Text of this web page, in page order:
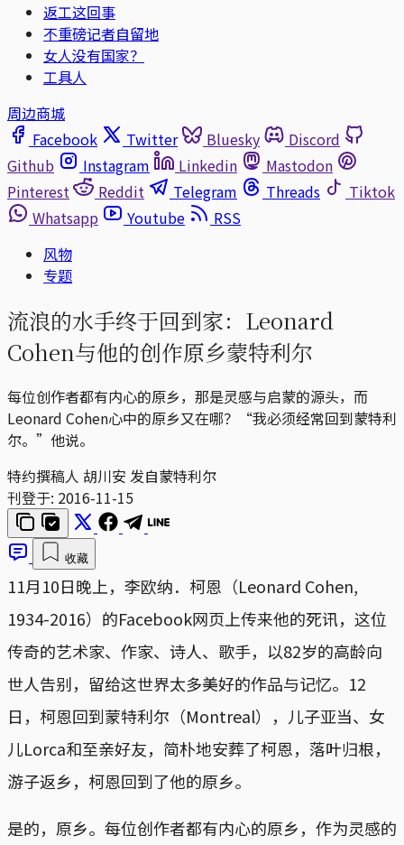
返工这回事
不重磅记者自留地
女人没有国家？
工具人
周边商城
Facebook
Twitter Bluesky
Discord
Github
Instagram Linkedin
Mastodon
Pinterest
Reddit Telegram Threads
Tiktok
Whatsapp
Youtube
RSS
风物
专题
流浪的水手终于回到家：Leonard
Cohen与他的创作原乡蒙特利尔
每位创作者都有内心的原乡，那是灵感与启蒙的源头，而
Leonard Cohen心中的原乡又在哪？“我必须经常回到蒙特利
尔。”他说。
特约撰稿人 胡川安 发自蒙特利尔
刊登于: 2016-11-15
收藏
11月10日晚上，李欧纳．柯恩（Leonard Cohen,
1934-2016）的Facebook网页上传来他的死讯，这位
传奇的艺术家、作家、诗人、歌手，以82岁的高龄向
世人告别，留给这世界太多美好的作品与记忆。12
日，柯恩回到蒙特利尔（Montreal），儿子亚当、女
儿Lorca和至亲好友，简朴地安葬了柯恩，落叶归根，
游子返乡，柯恩回到了他的原乡。
是的，原乡。每位创作者都有内心的原乡，作为灵感的